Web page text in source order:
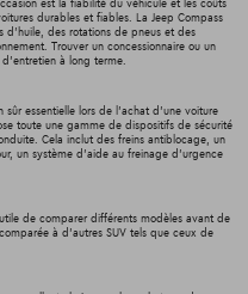
est la fiabilité du véhicule et les coûts
durables et fiables. La Jeep Compass
d'huile, des rotations de pneus et des
Trouver un concessionnaire ou un
à long terme.
sûr essentielle lors de l'achat d'une voiture
toute une gamme de dispositifs de sécurité
Cela inclut des freins antiblocage, un
un système d'aide au freinage d'urgence
de comparer différents modèles avant de
à d'autres SUV tels que ceux de